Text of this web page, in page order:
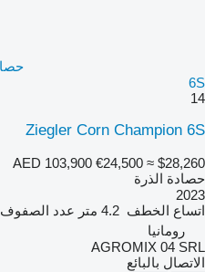
6S
14
Ziegler Corn Champion 6S
AED 103,900 €24,500 ≈ $28,260
حصادة الذرة
2023
اتساع الخطف 4.2 متر عدد الصفوف
رومانيا
AGROMIX 04 SRL
الاتصال بالبائع